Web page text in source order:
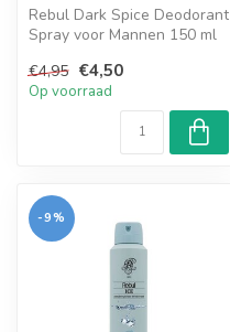
Rebul Dark Spice Deodorant
Spray voor Mannen 150 ml
bescherming...
€4,95 €4,50
Op voorraad
-9%